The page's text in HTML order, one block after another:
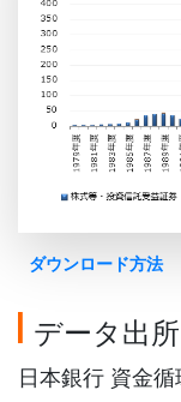
ダウンロード方法
データ出所
日本銀行 資金